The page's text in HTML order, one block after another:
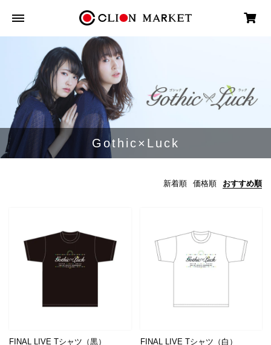
Gothic×Luck
新着順 価格順 おすすめ順
FINAL LIVE Tシャツ（黒） FINAL LIVE Tシャツ（白）